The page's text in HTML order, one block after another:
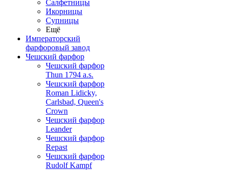
Салфетницы
Икорницы
Супницы
Ещё
Императорский
фарфоровый завод
Чешский фарфор
Чешский фарфор
Thun 1794 a.s.
Чешский фарфор
Roman Lidicky,
Carlsbad, Queen's
Crown
Чешский фарфор
Leander
Чешский фарфор
Repast
Чешский фарфор
Rudolf Kampf